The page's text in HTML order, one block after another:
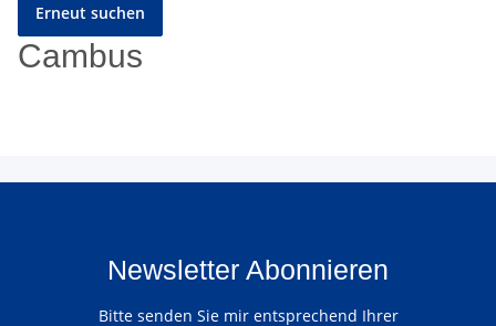
Erneut suchen
Cambus
Newsletter Abonnieren
Bitte senden Sie mir entsprechend Ihrer